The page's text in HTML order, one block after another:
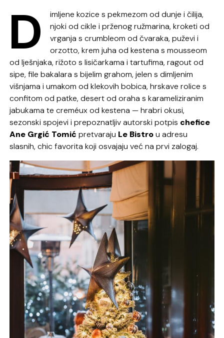
D
imljene kozice s pekmezom od dunje i čilija,
njoki od cikle i prženog ružmarina, kroketi od
vrganja scrumbleom od čvaraka, puževi i
orzotto, krem juha od kestena smousseom
od lješnjaka, rižoto s lisičarkama i tartufima,ragoutod
sipe, file bakalara s bijelim grahom, jelen s dimljenim
višnjama i umakom od klekovih bobica, hrskave rolice s
confitom od patke, desert od oraha s karameliziranim
jabukama tecreméux od kestena — hrabri okusi,
sezonski spojevi i prepoznatljiv autorski potpis chefice
Ane Grgić Tomić pretvaraju Le Bistrou adresu
slasnih, chic favorita koji osvajaju već na prvi zalogaj.